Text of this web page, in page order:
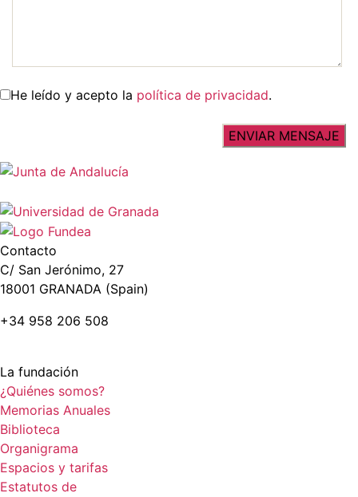
He leído y acepto la política de privacidad.
Contacto
C/ San Jerónimo, 27
18001 GRANADA (Spain)
+34 958 206 508
La fundación
¿Quiénes somos?
Memorias Anuales
Biblioteca
Organigrama
Espacios y tarifas
Estatutos de